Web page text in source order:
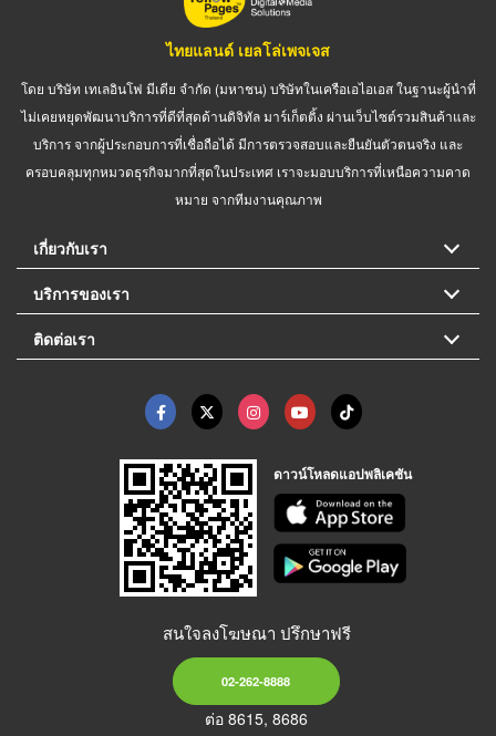
ไทยแลนด์ เยลโล่เพจเจส
โดย บริษัท เทเลอินโฟ มีเดีย จำกัด (มหาชน) บริษัทในเครือเอไอเอส ในฐานะผู้นำที่
ไม่เคยหยุดพัฒนาบริการที่ดีที่สุดด้านดิจิทัล มาร์เก็ตติ้ง ผ่านเว็บไซต์รวมสินค้าและ
บริการ จากผู้ประกอบการที่เชื่อถือได้ มีการตรวจสอบและยืนยันตัวตนจริง และ
ครอบคลุมทุกหมวดธุรกิจมากที่สุดในประเทศ เราจะมอบบริการที่เหนือความคาด
หมาย จากทีมงานคุณภาพ
เกี่ยวกับเรา
บริการของเรา
ติดต่อเรา
ดาวน์โหลดแอปพลิเคชัน
สนใจลงโฆษณา ปรึกษาฟรี
02-262-8888
ต่อ 8615, 8686